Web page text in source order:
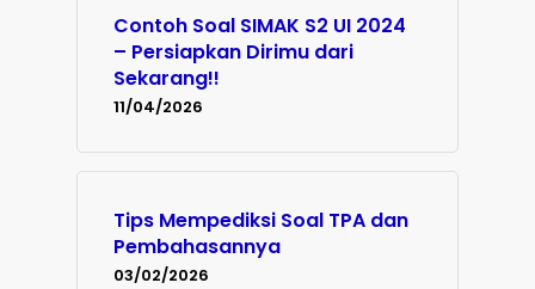
Contoh Soal SIMAK S2 UI 2024
– Persiapkan Dirimu dari
Sekarang!!
11/04/2026
Tips Mempediksi Soal TPA dan
Pembahasannya
03/02/2026